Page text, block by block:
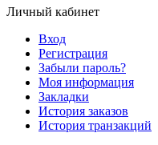
Личный кабинет
Вход
Регистрация
Забыли пароль?
Моя информация
Закладки
История заказов
История транзакций